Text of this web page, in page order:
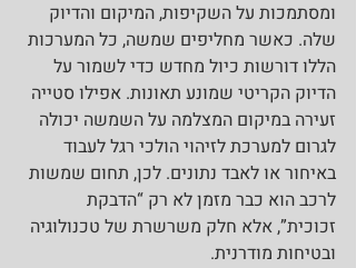
ומסתמכות על השקיפות, המיקום והדיוק
שלה. כאשר מחליפים שמשה, כל המערכות
הללו דורשות כיול מחדש כדי לשמור על
הדיוק הקריטי שמונע תאונות. אפילו סטייה
זעירה במיקום המצלמה על השמשה יכולה
לגרום למערכת לזיהוי הולכי רגל לעבוד
באיחור או לאבד נתונים. לכן, תחום שמשות
לרכב הוא כבר מזמן לא רק “הדבקת
זכוכית”, אלא חלק משרשרת של טכנולוגיה
ובטיחות מודרנית.